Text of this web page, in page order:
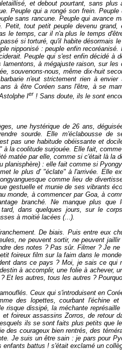
et debout pourtant, sans
Peuple qui a rongé son frein.
sans rancune. Peuple qui avance
Petit, tout petit peuple devenu grand,
le temps, car il n'a plus le temps
si torturé, qu'il habite désormais
nipponisé : peuple enfin
Peuple qui s'est enfin décidé à
à mégajuste raison, sur les
souvenons-nous, même dix-huit
n'eut strictement rien à
à être Coréen sans l'être, à se
Ier ! Sans doute, ils le sont
une hystérique de 26 ans,
sourde. Elle m'éclabousse de
pas une habitude obéissante et
à la coolitude surjouée. Elle fait,
matée par elle, comme si c'était là la
planisphère) : elle fait comme si
le plus d' "éclate" à l'arrivée. Elle
comme lieu de
gestuelle et munie de ses vibrants
monde, à commencer par Goa, à
branché. Ne manque plus
dans quelques jours, sur le
à moitié lacées (...).
De biais. Puis entre eux
ne peuvent sortir, ne peuvent
des notes ? Pas sûr. Filmer ? Je
foireux film sur la faim dans le
dans ce pays ? Moi, je sais ce qui
à accomplir, une folie à achever,
? Et les autres, tous les autres ?
Ceux qui s'introduisent en
des lopettes, courbant l'échine
risque dissipé, la méchante
et foireux assassins Zorros, de retour
ils se sont faits plus petits que
des courageux bien rentrés, des
Je suis un être sain : je pars pour
battus ! s'était exclamé un